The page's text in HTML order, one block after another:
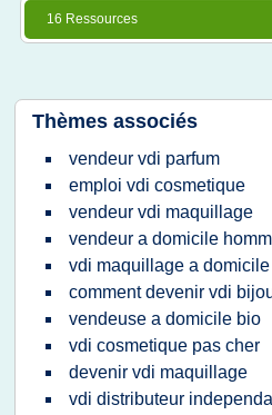
16 Ressources
Thèmes associés
vendeur vdi parfum
emploi vdi cosmetique
vendeur vdi maquillage
vendeur a domicile
vdi maquillage a domicile
comment devenir vdi
vendeuse a domicile bio
vdi cosmetique pas cher
devenir vdi maquillage
vdi distributeur